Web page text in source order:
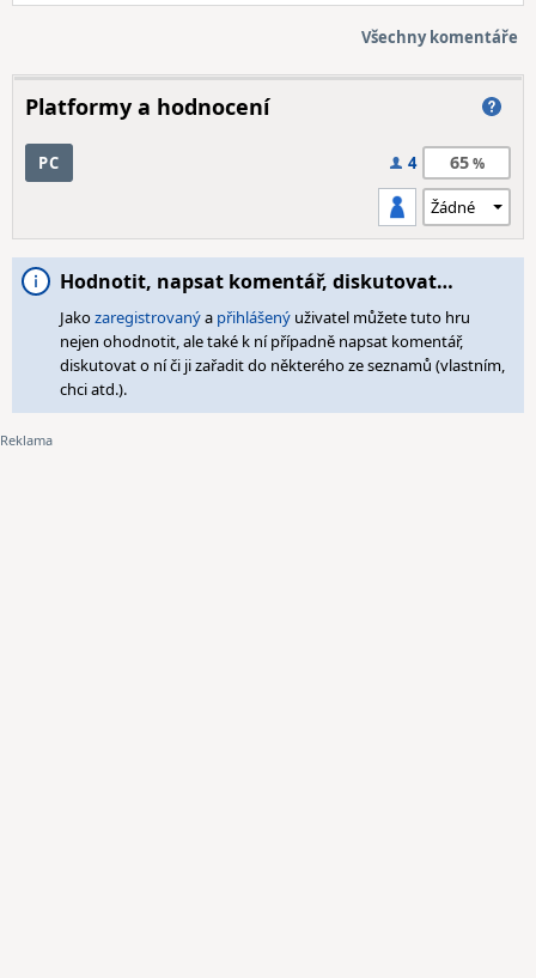
Všechny komentáře
Platformy a hodnocení
PC 4 65
Hodnotit, napsat komentář, diskutovat…
Jakozaregistrovanýa přihlášený uživatel můžete tuto hru
nejen ohodnotit, ale také k ní případně napsat komentář,
diskutovat o ní či ji zařadit do některého ze seznamů (vlastním,
chci atd.).